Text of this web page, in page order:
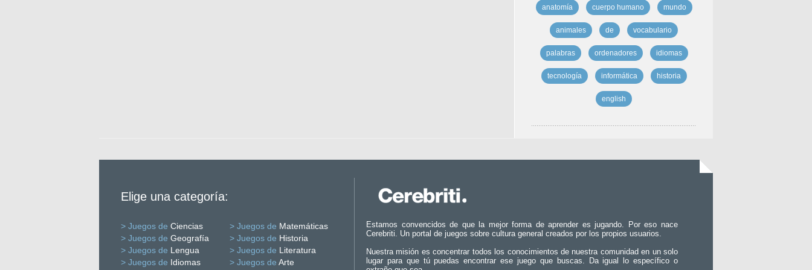
anatomía cuerpo humano mundo
animales de vocabulario
palabras ordenadores idiomas
tecnología informática historia
english
Elige una categoría:
> Juegos de Ciencias > Juegos de Matemáticas
> Juegos de Geografía > Juegos de Historia
> Juegos de Lengua > Juegos de Literatura
> Juegos de Idiomas > Juegos de Arte
Estamos convencidos de que la mejor forma de aprender es jugando. Por eso nace
Cerebriti. Un portal de juegos sobre cultura general creados por los propios usuarios.
Nuestra misión es concentrar todos los conocimientos de nuestra comunidad en un solo
lugar para que tú puedas encontrar ese juego que buscas. Da igual lo específico o